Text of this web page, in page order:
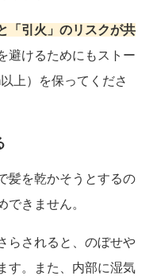
「引火」のリスクが共
避けるためにもストー
上）を保ってくださ
髪を乾かそうとするの
できません。
らされると、のぼせや
す。また、内部に湿気